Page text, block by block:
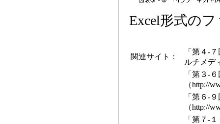
Excel形式の
関連サイト：
「第４-
ルチメデ
「第３-
（http://
「第６-
（http://
「第７-